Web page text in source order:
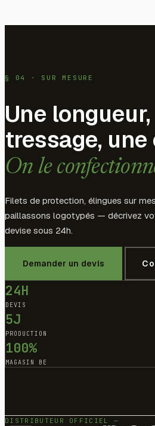
§ 04 · SUR MESURE
Une
tressage, une
On le
Filets de protection, élingues sur
paillassons logotypés — décrivez
devise sous 24h.
Demander un devis
24H
DEVIS
5J
PRODUCTION
100%
MAGASIN BE
DISTRIBUTEUR OFFICIEL —